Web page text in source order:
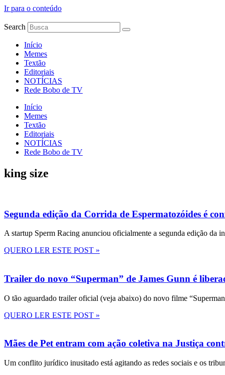
Ir para o conteúdo
Search
Início
Memes
Textão
Editoriais
NOTÍCIAS
Rede Bobo de TV
Início
Memes
Textão
Editoriais
NOTÍCIAS
Rede Bobo de TV
king size
Segunda edição da Corrida de Espermatozóides é
A startup Sperm Racing anunciou oficialmente a segunda edição da
QUERO LER ESTE POST »
Trailer do novo “Superman” de James Gunn é
O tão aguardado trailer oficial (veja abaixo) do novo filme
QUERO LER ESTE POST »
Mães de Pet entram com ação coletiva na Justiça
Um conflito jurídico inusitado está agitando as redes sociais e os